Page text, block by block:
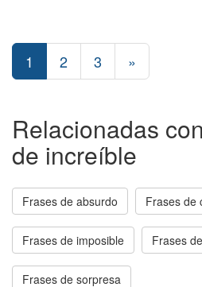
1 2 3 »
Relacionadas
de increíble
Frases de absurdo Frases de
Frases de imposible Frases
Frases de sorpresa